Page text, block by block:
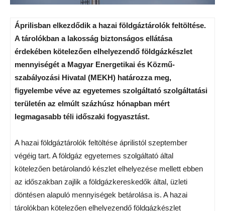
Áprilisban elkezdődik a hazai földgáztárolók feltöltése.
A tárolókban a lakosság biztonságos ellátása
érdekében kötelezően elhelyezendő földgázkészlet
mennyiségét a Magyar Energetikai és Közmű-
szabályozási Hivatal (MEKH) határozza meg,
figyelembe véve az egyetemes szolgáltató szolgáltatási
területén az elmúlt százhúsz hónapban mért
legmagasabb téli időszaki fogyasztást.
A hazai földgáztárolók feltöltése áprilistól szeptember
végéig tart. A földgáz egyetemes szolgáltató által
kötelezően betárolandó készlet elhelyezése mellett ebben
az időszakban zajlik a földgázkereskedők által, üzleti
döntésen alapuló mennyiségek betárolása is. A hazai
tárolókban kötelezően elhelyezendő földgázkészlet